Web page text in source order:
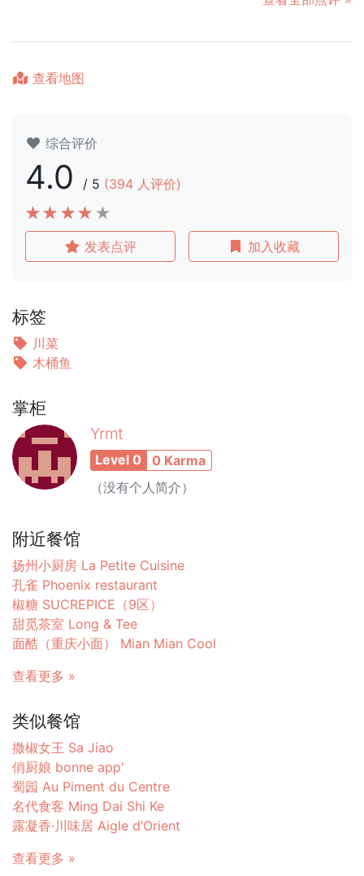
查看地图
综合评价
4.0 / 5 (394 人评价)
发表点评 加入收藏
标签
川菜
木桶鱼
掌柜
Yrmt
Level 0
0 Karma
（没有个人简介）
附近餐馆
扬州小厨房 La Petite Cuisine
孔雀 Phoenix restaurant
椒糖 SUCREPICE（9区）
甜觅茶室 Long & Tee
面酷（重庆小面） Mian Mian Cool
查看更多 »
类似餐馆
撒椒女王 Sa Jiao
俏厨娘 bonne app'
蜀园 Au Piment du Centre
名代食客 Ming Dai Shi Ke
露凝香·川味居 Aigle d’Orient
查看更多 »